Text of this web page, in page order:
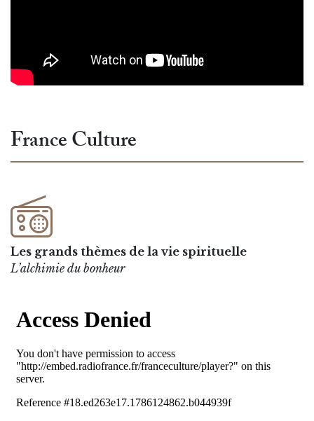
France Culture
Les grands thèmes de la vie spirituelle
L’alchimie du bonheur